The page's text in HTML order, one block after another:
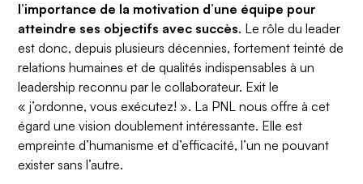
l’importance de la motivation d’une équipe pour
atteindre ses objectifs avec succès. Le rôle du leader
est donc, depuis plusieurs décennies, fortement teinté de
relations humaines et de qualités indispensables à un
leadership reconnu par le collaborateur. Exit le
« j’ordonne, vous exécutez! ». La PNL nous offre à cet
égard une vision doublement intéressante. Elle est
empreinte d’humanisme et d’efficacité, l’un ne pouvant
exister sans l’autre.